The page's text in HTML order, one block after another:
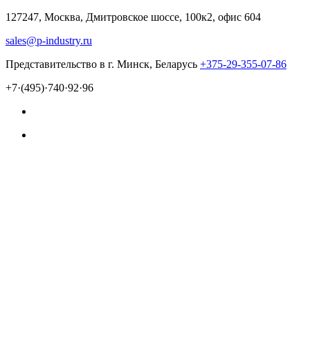
127247, Москва, Дмитровское шоссе, 100к2, офис 604
sales@p-industry.ru
Представительство в г. Минск, Беларусь +375-29-355-07-86
+7·(495)·740·92·96